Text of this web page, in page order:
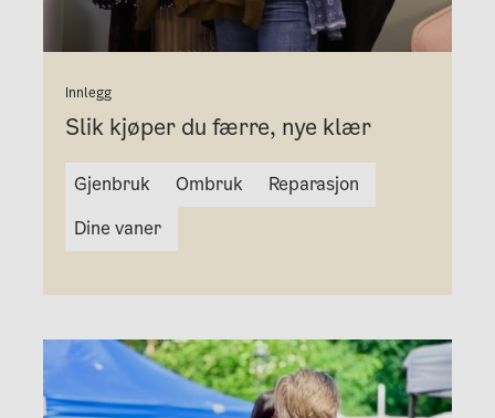
Innlegg
Slik kjøper du færre, nye klær
Gjenbruk Ombruk
Reparasjon
Dine vaner